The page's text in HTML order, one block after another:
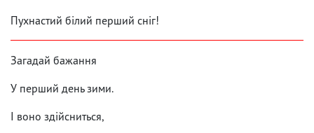
Пухнастий білий перший сніг!
Загадай бажання
У перший день зими.
І воно здійсниться,